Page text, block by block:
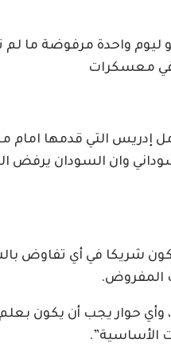
ليوم واحدة مرفوضة ما لم
في معسكرات
إدريس التي قدمها
وان السودان يرفض
شريكا في أي تفاوض
المفروض.
وأي حوار يجب أن يكون
الأساسية”.